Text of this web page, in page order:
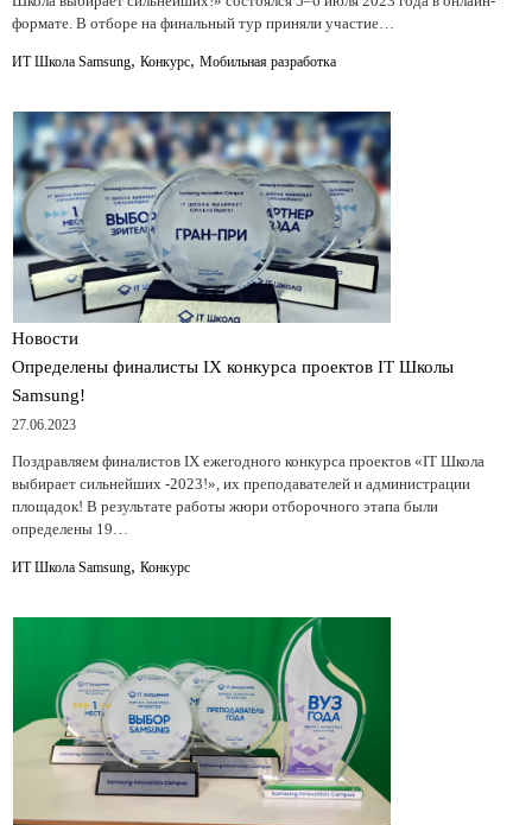
формате. В отборе на финальный тур приняли участие…
ИТ Школа Samsung, Конкурс, Мобильная разработка
Новости
Определены финалисты IX конкурса проектов IT Школы
Samsung!
27.06.2023
Поздравляем финалистов IX ежегодного конкурса проектов «IT Школа
выбирает сильнейших -2023!», их преподавателей и администрации
площадок! В результате работы жюри отборочного этапа были
определены 19…
ИТ Школа Samsung, Конкурс